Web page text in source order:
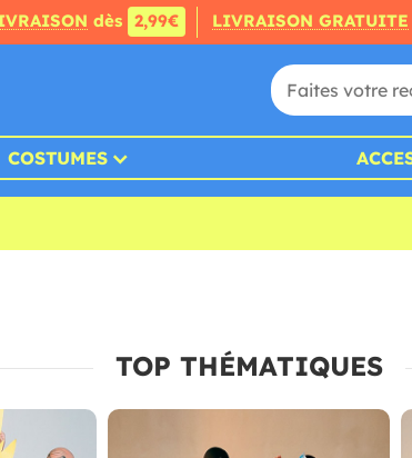
dès 2,99€ LIVRAISON GRATUITE
COSTUMES
TOP THÉMATIQUES